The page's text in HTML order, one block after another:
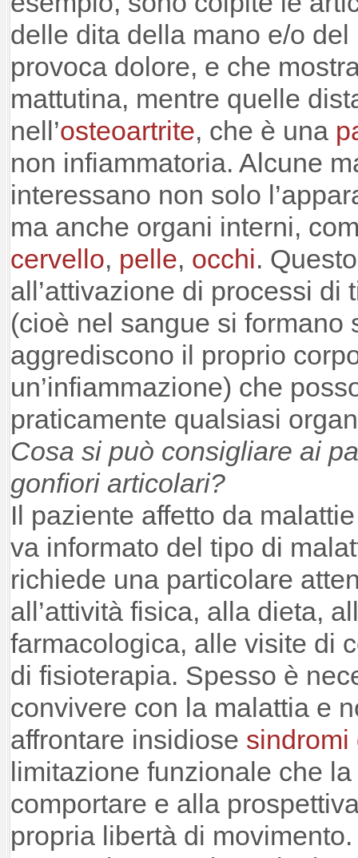
delle dita della mano e/o
provoca dolore, e che
mattutina, mentre quelle
nell’osteoartrite, che è una
non infiammatoria. Alcune
interessano non solo
ma anche organi interni,
cervello, pelle, occhi.
all’attivazione di processi di
(cioè nel sangue si formano
aggrediscono il proprio
un’infiammazione) che
praticamente qualsiasi
Cosa si può consigliare ai
gonfiori articolari?
Il paziente affetto da
va informato del tipo di
richiede una particolare
all’attività fisica, alla dieta,
farmacologica, alle visite di
di fisioterapia. Spesso è
convivere con la malattia e
affrontare insidiose sindromi
limitazione funzionale che
comportare e alla
propria libertà di movimento.